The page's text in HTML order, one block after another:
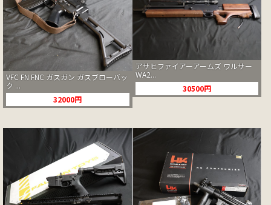
VFC FN FNC ガスガン ガスブローバッ
ク ...
32000円
アサヒファイアーアームズ ワルサー
WA2...
30500円